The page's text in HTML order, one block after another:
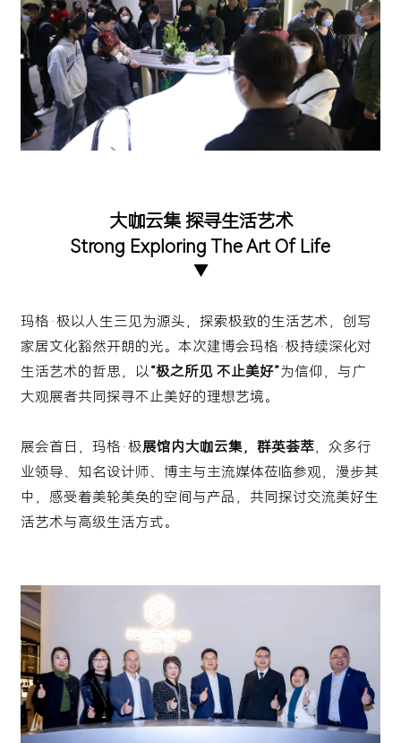
大咖云集 探寻生活艺术
Strong Exploring The Art Of Life
▼
玛格·极以人生三见为源头，探索极致的生活艺术，创写
家居文化豁然开朗的光。本次建博会玛格·极持续深化对
生活艺术的哲思，以“极之所见 不止美好”为信仰，与广
大观展者共同探寻不止美好的理想艺境。
展会首日，玛格·极展馆内大咖云集，群英荟萃，众多行
业领导、知名设计师、博主与主流媒体莅临参观，漫步其
中，感受着美轮美奂的空间与产品，共同探讨交流美好生
活艺术与高级生活方式。